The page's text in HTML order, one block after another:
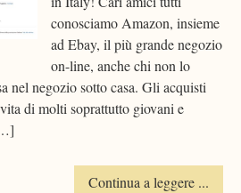
conosciamo Amazon, insieme
ad Ebay, il più grande negozio
on-line, anche chi non lo
nel negozio sotto casa. Gli acquisti
di molti soprattutto giovani e
Continua a leggere ...